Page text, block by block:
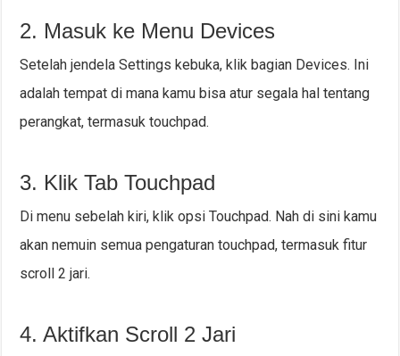
2. Masuk ke Menu Devices
Setelah jendela Settings kebuka, klik bagian Devices. Ini
adalah tempat di mana kamu bisa atur segala hal tentang
perangkat, termasuk touchpad.
3. Klik Tab Touchpad
Di menu sebelah kiri, klik opsi Touchpad. Nah di sini kamu
akan nemuin semua pengaturan touchpad, termasuk fitur
scroll 2 jari.
4. Aktifkan Scroll 2 Jari